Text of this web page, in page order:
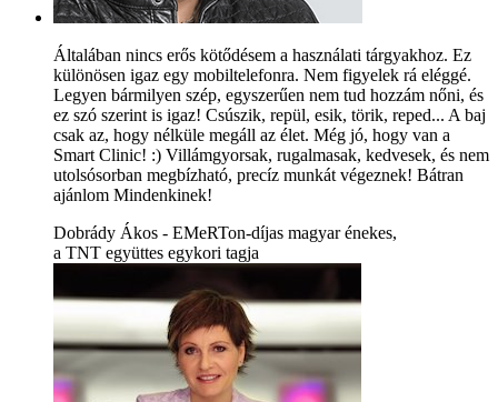
Általában nincs erős kötődésem a használati tárgyakhoz. Ez
különösen igaz egy mobiltelefonra. Nem figyelek rá eléggé.
Legyen bármilyen szép, egyszerűen nem tud hozzám nőni, és
ez szó szerint is igaz! Csúszik, repül, esik, törik, reped... A baj
csak az, hogy nélküle megáll az élet. Még jó, hogy van a
Smart Clinic! :) Villámgyorsak, rugalmasak, kedvesek, és nem
utolsósorban megbízható, precíz munkát végeznek! Bátran
ajánlom Mindenkinek!
Dobrády Ákos - EMeRTon-díjas magyar énekes,
a TNT együttes egykori tagja